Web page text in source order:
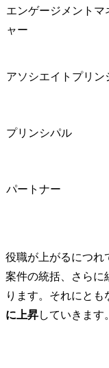
エンゲージメントマ
ャー
アソシエイトプリン
プリンシパル
パートナー
役職が上がるにつれ
案件の統括、さらに
ります。それにとも
に上昇していきます。